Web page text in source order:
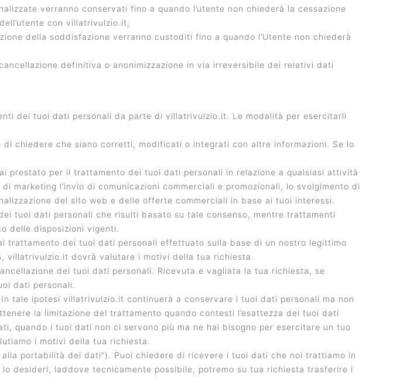
verranno conservati fino a quando l’utente non chiederà la cessazione
con villatrivulzio.it;
della soddisfazione verranno custoditi fino a quando l’Utente non chiederà
definitiva o anonimizzazione in via irreversibile dei relativi dati
dei tuoi dati personali da parte di villatrivulzio.it. Le modalità per esercitarli
chiedere che siano corretti, modificati o integrati con altre informazioni. Se lo
prestato per il trattamento dei tuoi dati personali in relazione a qualsiasi attività
l’invio di comunicazioni commerciali e promozionali, lo svolgimento di
del sito web e delle offerte commerciali in base ai tuoi interessi.
tuoi dati personali che risulti basato su tale consenso, mentre trattamenti
delle disposizioni vigenti.
dei tuoi dati personali effettuato sulla base di un nostro legittimo
villatrivulzio.it dovrà valutare i motivi della tua richiesta.
dei tuoi dati personali. Ricevuta e vagliata la tua richiesta, se
dati personali.
tale ipotesi villatrivulzio.it continuerà a conservare i tuoi dati personali ma non
la limitazione del trattamento quando contesti l’esattezza dei tuoi dati
quando i tuoi dati non ci servono più ma ne hai bisogno per esercitare un tuo
i motivi della tua richiesta.
portabilità dei dati”). Puoi chiedere di ricevere i tuoi dati che noi trattiamo in
desideri, laddove tecnicamente possibile, potremo su tua richiesta trasferire i